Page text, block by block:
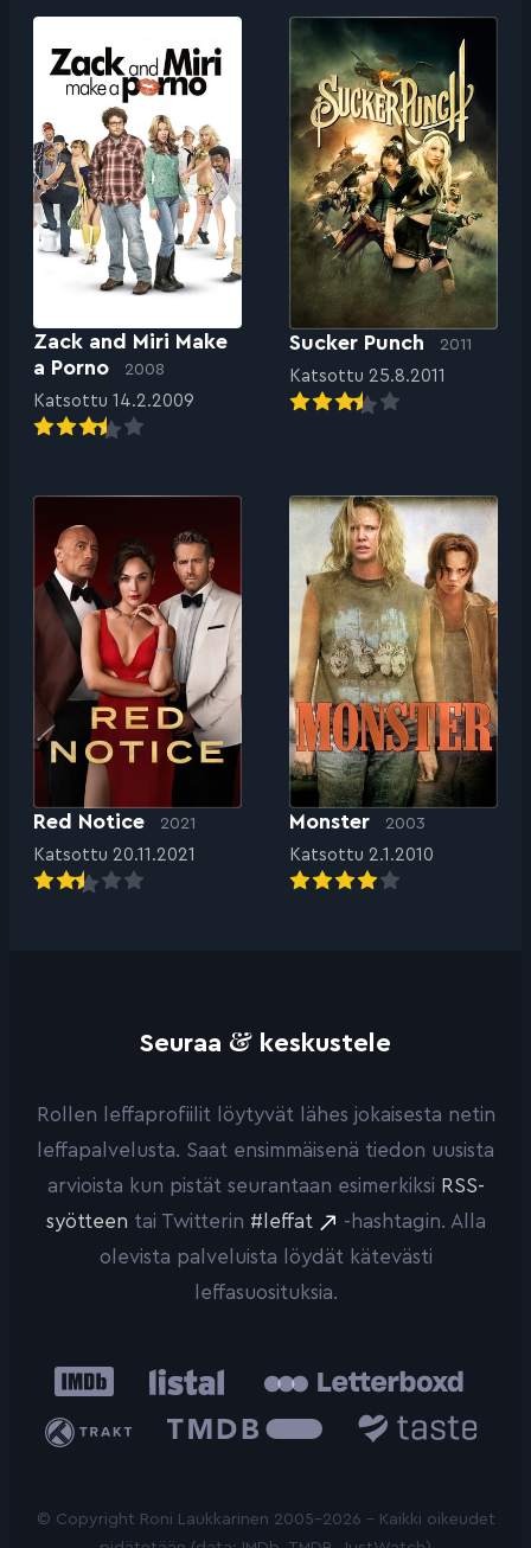
Zack and Miri Make
a Porno
2008
Katsottu 14.2.2009
Sucker Punch 2011
Katsottu 25.8.2011
Red Notice 2021
Katsottu 20.11.2021
Monster 2003
Katsottu 2.1.2010
Seuraa & keskustele
Rollen leffaprofiilit löytyvät lähes jokaisesta netin
leffapalvelusta. Saat ensimmäisenä tiedon uusista
arvioista kun pistät seurantaan esimerkiksi RSS-
syötteen tai Twitterin #leffat
-hashtagin. Alla
olevista palveluista löydät kätevästi
leffasuosituksia.
IMDb Listal
Trakt
Database
© Copyright Roni Laukkarinen 2005-2026 - Kaikki oikeudet